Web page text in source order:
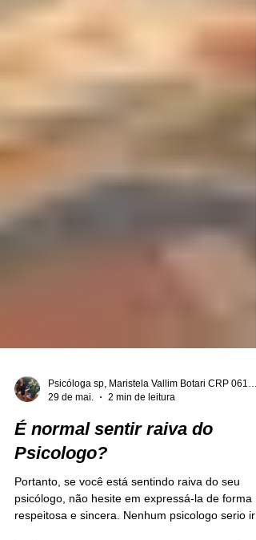
29 de mai.
2 min de leitura
É normal sentir raiva do
Psicologo?
Portanto, se você está sentindo raiva do seu